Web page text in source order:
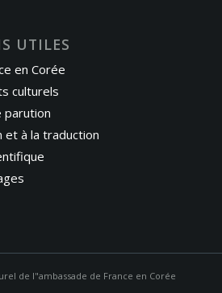
UTILES
en Corée
culturels
parution
et à la traduction
de l"ambassade de France en Corée